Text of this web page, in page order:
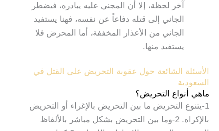
آخر لحظة، إلا أن المجني عليه يبادره، فيضطر
الجاني إلى قتله دفاعاً عن نفسه، فهنا يستفيد
الجاني من الأعذار المخففة، أما المحرض فلا
يستفيد منها.
الأسئلة الشائعة حول عقوبة التحريض على القتل في
السعودية
ماهي أنواع التحريض؟
1-يتنوع التحريض ما بين التحريض بالإغراء أو التحريض
بالإكراه. 2-وما بين التحريض بشكل مباشر بالألفاظ